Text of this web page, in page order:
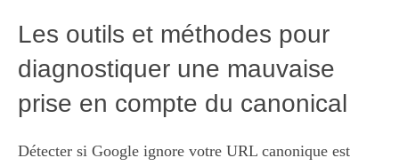
Les outils et méthodes pour
diagnostiquer une mauvaise
prise en compte du canonical
Détecter si Google ignore votre URL canonique est